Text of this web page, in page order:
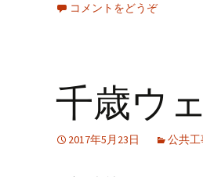
コメントをどうぞ
千歳ウ
2017年5月23日 公共工